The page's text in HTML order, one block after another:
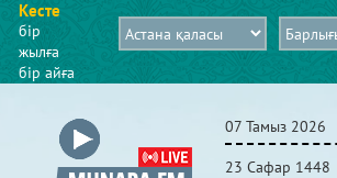
Кесте
бір
жылға
бір айға
07 Тамыз 2026
23 Сафар 1448